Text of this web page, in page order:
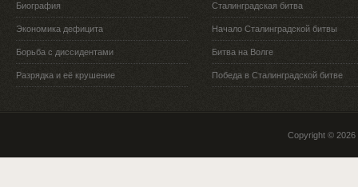
Биография
Экономика дефицита
Борьба с диссидентами
Разрядка и её крушение
Сталинградская битва
Начало Сталинградской битвы
Битва на Волге
Победа в Сталинградской битве
Copyright © 2026